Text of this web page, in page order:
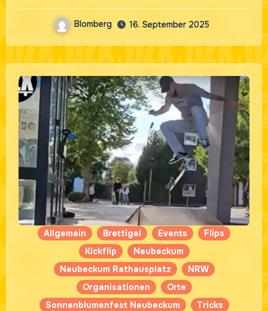
Blomberg 16. September 2025
Allgemein Brettigel Events
Flips
Kickflip
Neubeckum
Neubeckum Rathausplatz
NRW
Organisationen
Orte
Sonnenblumenfest Neubeckum
Tricks